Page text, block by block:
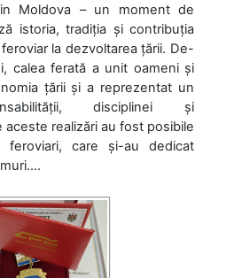
Moldova – un moment de
istoria, tradiția și contribuția
la dezvoltarea țării. De-
calea ferată a unit oameni și
țării și a reprezentat un
disciplinei și
aceste realizări au fost posibile
feroviari, care și-au dedicat